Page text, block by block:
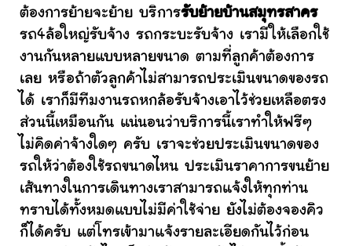
ต้องการย้ายจะย้าย บริการรับย้ายบ้านสมุทรสาคร
รถ4ล้อใหญ่รับจ้าง รถกระบะรับจ้าง เรามีให้เลือกใช้
งานกันหลายแบบหลายขนาด ตามที่ลูกค้าต้องการ
เลย หรือถ้าตัวลูกค้าไม่สามารถประเมินขนาดของรถ
ได้ เราก็มีทีมงานรถหกล้อรับจ้างเอาไว้ช่วยเหลือตรง
ส่วนนี้เหมือนกัน แน่นอนว่าบริการนี้เราทำให้ฟรีๆ
ไม่คิดค่าจ้างใดๆ ครับ เราจะช่วยประเมินขนาดของ
รถให้ว่าต้องใช้รถขนาดไหน ประเมินราคาการขนย้าย
เส้นทางในการเดินทางเราสามารถแจ้งให้ทุกท่าน
ทราบได้ทั้งหมดแบบไม่มีค่าใช้จ่าย ยังไม่ต้องจองคิว
ก็ได้ครับ แต่โทรเข้ามาแจ้งรายละเอียดกันไว้ก่อน